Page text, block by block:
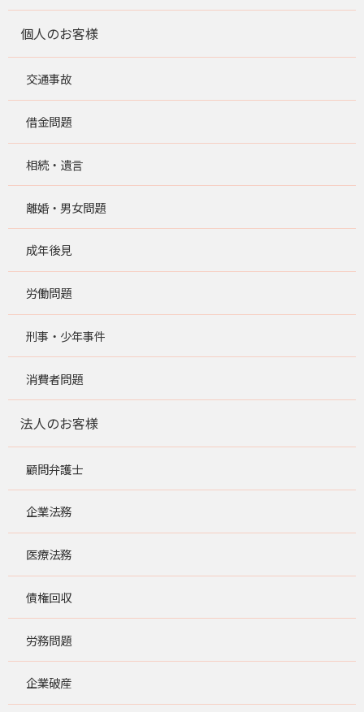
個人のお客様
交通事故
借金問題
相続・遺言
離婚・男女問題
成年後見
労働問題
刑事・少年事件
消費者問題
法人のお客様
顧問弁護士
企業法務
医療法務
債権回収
労務問題
企業破産